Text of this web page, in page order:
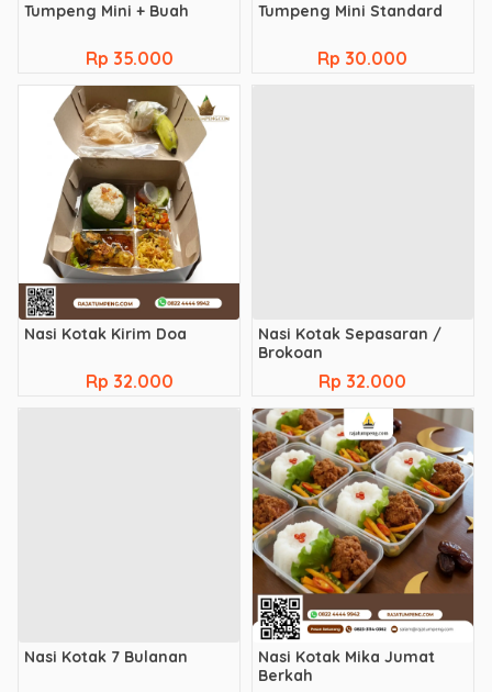
Tumpeng Mini + Buah
Rp 35.000
Tumpeng Mini Standard
Rp 30.000
Nasi Kotak Kirim Doa
Rp 32.000
Nasi Kotak Sepasaran /
Brokoan
Rp 32.000
Nasi Kotak 7 Bulanan
Nasi Kotak Mika Jumat
Berkah